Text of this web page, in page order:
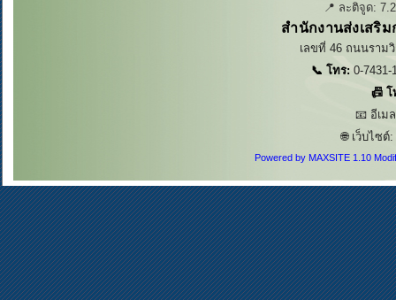
📍 ละติจูด:
สำนักงานส่งเสริ
เลขที่ 46 ถนนราม
📞 โทร:0-7431-
📠 โ
📧 อีเม
🌐 เว็บไซต์:
Powered by MAXSITE 1.10